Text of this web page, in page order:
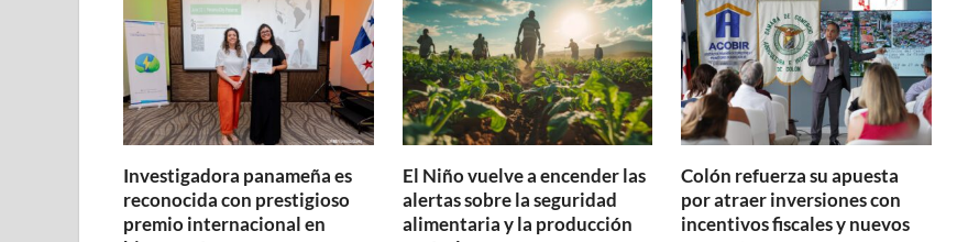
Investigadora panameña es
reconocida con prestigioso
premio internacional en
El Niño vuelve a encender las
alertas sobre la seguridad
alimentaria y la producción
Colón refuerza su apuesta
por atraer inversiones con
incentivos fiscales y nuevos